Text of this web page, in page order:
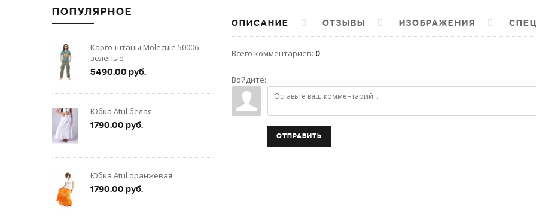
ОПИСАНИЕ ОТЗЫВЫ ИЗОБРАЖЕНИЯ
Всего комментариев: 0
Войдите:
ОТПРАВИТЬ
ПОПУЛЯРНОЕ
Карго-штаны Molecule 50006
зеленые
5490.00 руб.
Юбка Atul белая
1790.00 руб.
Юбка Atul оранжевая
1790.00 руб.